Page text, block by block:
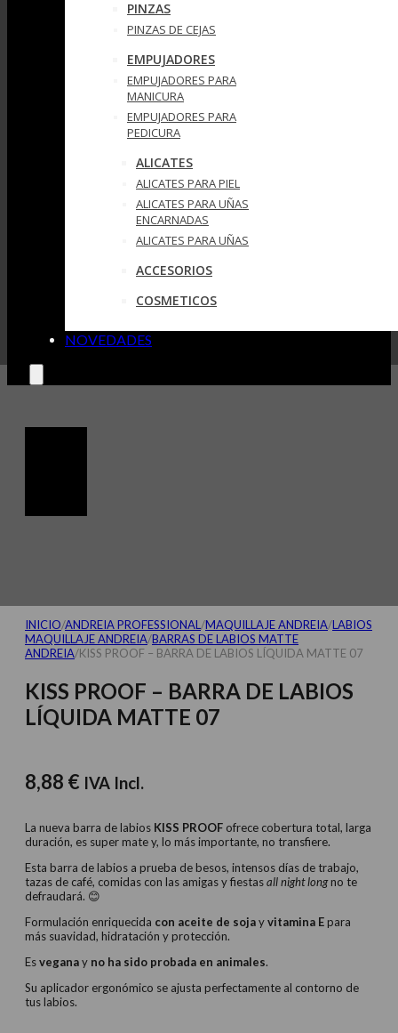
PINZAS
PINZAS DE CEJAS
EMPUJADORES
EMPUJADORES PARA
MANICURA
EMPUJADORES PARA
PEDICURA
ALICATES
ALICATES PARA PIEL
ALICATES PARA UÑAS
ENCARNADAS
ALICATES PARA UÑAS
ACCESORIOS
COSMETICOS
NOVEDADES
INICIO/ANDREIA PROFESSIONAL /MAQUILLAJE ANDREIA/LABIOS
MAQUILLAJE ANDREIA/BARRAS DE LABIOS MATTE
ANDREIA/KISS PROOF – BARRA DE LABIOS LÍQUIDA MATTE 07
KISS PROOF – BARRA DE LABIOS
LÍQUIDA MATTE 07
8,88 € IVA Incl.
La nueva barra de labios KISS PROOF ofrece cobertura total, larga
duración, es super mate y, lo más importante, no transfiere.
Esta barra de labios a prueba de besos, intensos días de trabajo,
tazas de café, comidas con las amigas y fiestasall night longno te
defraudará. 😊
Formulación enriquecida con aceite de sojayvitamina Epara
más suavidad, hidratación y protección.
Esveganay no ha sido probada en animales.
Su aplicador ergonómico se ajusta perfectamente al contorno de
tus labios.